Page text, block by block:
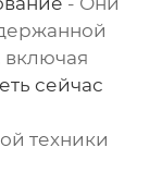
включая
сейчас
техники